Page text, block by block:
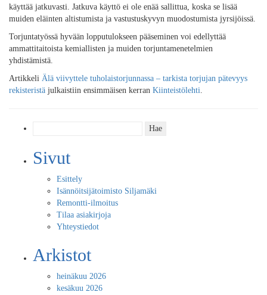
käyttää jatkuvasti. Jatkuva käyttö ei ole enää sallittua, koska se lisää
muiden eläinten altistumista ja vastustuskyvyn muodostumista jyrsijöissä.
Torjuntatyössä hyvään lopputulokseen pääseminen voi edellyttää
ammattitaitoista kemiallisten ja muiden torjuntamenetelmien
yhdistämistä.
Artikkeli Älä viivyttele tuholaistorjunnassa – tarkista torjujan pätevyys
rekisteristä julkaistiin ensimmäisen kerran Kiinteistölehti.
Sivut
Esittely
Isännöitsijätoimisto Siljamäki
Remontti-ilmoitus
Tilaa asiakirjoja
Yhteystiedot
Arkistot
heinäkuu 2026
kesäkuu 2026